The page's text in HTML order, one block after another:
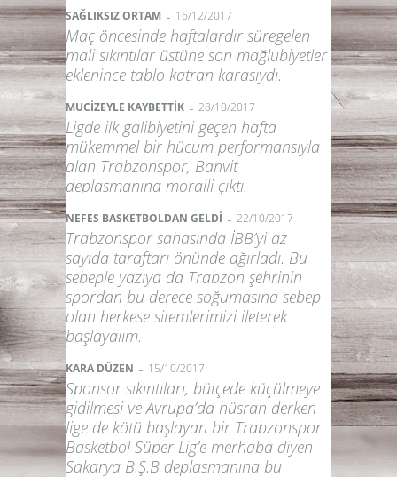
SAĞLIKSIZ ORTAM - 16/12/2017
Maç öncesinde haftalardır süregelen
mali sıkıntılar üstüne son mağlubiyetler
eklenince tablo katran karasıydı.
MUCİZEYLE KAYBETTİK - 28/10/2017
Ligde ilk galibiyetini geçen hafta
mükemmel bir hücum performansıyla
alan Trabzonspor, Banvit
deplasmanına moralli çıktı.
NEFES BASKETBOLDAN GELDİ - 22/10/2017
Trabzonspor sahasında İBB’yi az
sayıda taraftarı önünde ağırladı. Bu
sebeple yazıya da Trabzon şehrinin
spordan bu derece soğumasına sebep
olan herkese sitemlerimizi ileterek
başlayalım.
KARA DÜZEN - 15/10/2017
Sponsor sıkıntıları, bütçede küçülmeye
gidilmesi ve Avrupa’da hüsran derken
lige de kötü başlayan bir Trabzonspor.
Basketbol Süper Lig’e merhaba diyen
Sakarya B.Ş.B deplasmanına bu